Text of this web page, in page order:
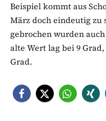
Beispiel kommt aus
März doch eindeutig zu
gebrochen wurden
alte Wert lag bei 9
Grad.